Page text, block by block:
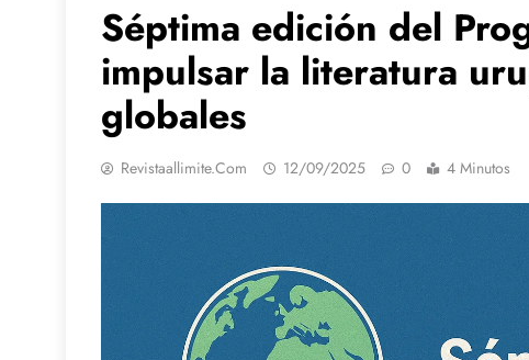
Séptima edición del
impulsar la literatura
globales
Revistaallimite.com 12/09/2025 0 4 Minutos